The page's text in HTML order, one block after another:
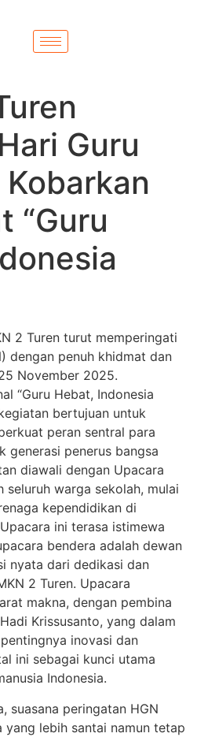
Guru
“Guru
2 Turen turut memperingati
dengan penuh khidmat dan
November 2025.
“Guru Hebat, Indonesia
bertujuan untuk
peran sentral para
generasi penerus bangsa
diawali dengan Upacara
seluruh warga sekolah, mulai
kependidikan di
ini terasa istimewa
bendera adalah dewan
nyata dari dedikasi dan
2 Turen. Upacara
makna, dengan pembina
Krissusanto, yang dalam
inovasi dan
ini sebagai kunci utama
Indonesia.
suasana peringatan HGN
yang lebih santai namun tetap